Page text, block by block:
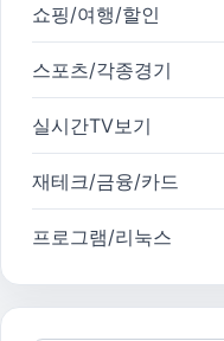
쇼핑/여행/할인
스포츠/각종경기
실시간TV보기
재테크/금융/카드
프로그램/리눅스